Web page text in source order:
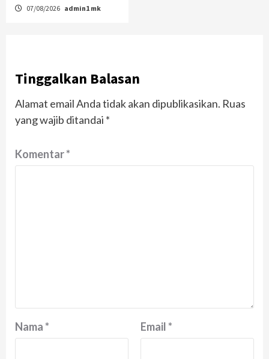
07/08/2026 admin1 mk
Tinggalkan Balasan
Alamat email Anda tidak akan dipublikasikan. Ruas
yang wajib ditandai *
Komentar*
Nama* Email*